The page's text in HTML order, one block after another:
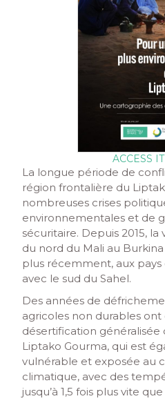
ACCESS
La longue période de
région frontalière du
nombreuses crises
environnementales et de
sécuritaire. Depuis 2015,
du nord du Mali au
plus récemment, aux
avec le sud du Sahel.
Des années de
agricoles non durables
désertification
Liptako Gourma, qui est
vulnérable et exposée au
climatique, avec des
jusqu’à 1,5 fois plus vite